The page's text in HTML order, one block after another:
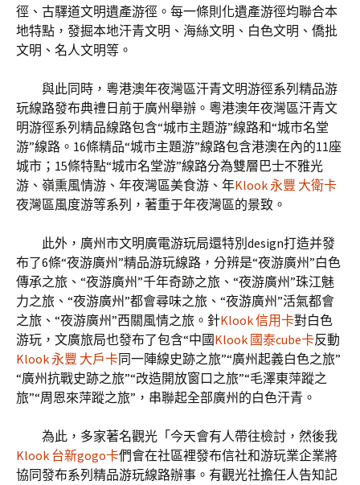
徑、古驛道文明遺產游徑。每一條則化遺產游徑均聯合本
地特點，發掘本地汗青文明、海絲文明、白色文明、僑批
文明、名人文明等。
與此同時，粵港澳年夜灣區汗青文明游徑系列精品游
玩線路發布典禮日前于廣州舉辦。粵港澳年夜灣區汗青文
明游徑系列精品線路包含“城市主題游”線路和“城市名堂
游”線路。16條精品“城市主題游”線路包含港澳在內的11座
城市；15條特點“城市名堂游”線路分為雙層巴士不雅光
游、嶺熏風情游、年夜灣區美食游、年Klook 永豐 大衛卡
夜灣區風度游等系列，著重于年夜灣區的景致。
此外，廣州市文明廣電游玩局還特別design打造并發
布了6條“夜游廣州”精品游玩線路，分辨是“夜游廣州”白色
傳承之旅、“夜游廣州”千年奇跡之旅、“夜游廣州”珠江魅
力之旅、“夜游廣州”都會尋味之旅、“夜游廣州”活氣都會
之旅、“夜游廣州”西關風情之旅。針Klook 信用卡對白色
游玩，文廣旅局也發布了包含“中國Klook 國泰cube卡反動
Klook 永豐 大戶卡同一陣線史跡之旅”“廣州起義白色之旅”
“廣州抗戰史跡之旅”“改造開放窗口之旅”“毛澤東萍蹤之
旅”“周恩來萍蹤之旅”，串聯起全部廣州的白色汗青。
為此，多家著名觀光「今天會有人帶往檢討，然後我
Klook 台新gogo卡們會在社區裡發布信社和游玩業企業將
協同發布系列精品游玩線路辦事。有觀光社擔任人告知記